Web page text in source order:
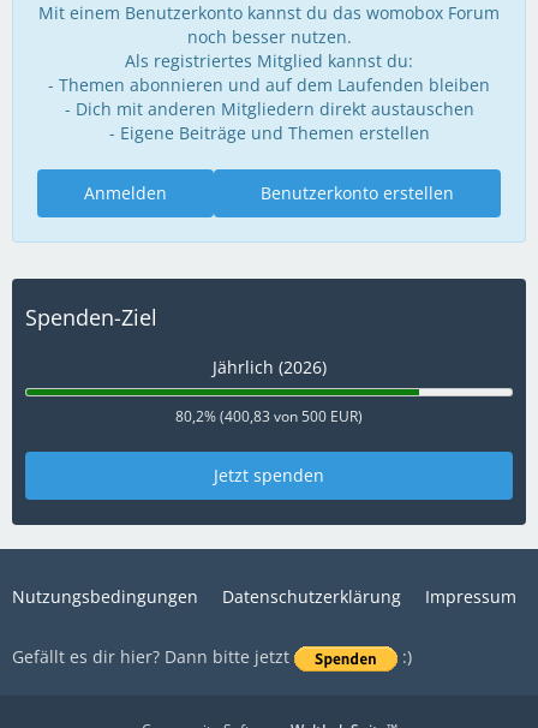
Mit einem Benutzerkonto kannst du das womobox Forum
noch besser nutzen.
Als registriertes Mitglied kannst du:
- Themen abonnieren und auf dem Laufenden bleiben
- Dich mit anderen Mitgliedern direkt austauschen
- Eigene Beiträge und Themen erstellen
Benutzerkonto erstellen
Anmelden
Spenden-Ziel
Jährlich (2026)
80,2% (400,83 von 500 EUR)
Jetzt spenden
Nutzungsbedingungen Datenschutzerklärung Impressum
Gefällt es dir hier? Dann bitte jetzt :)